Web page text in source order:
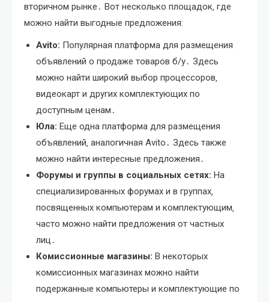
вторичном рынке․ Вот несколько площадок‚ где
можно найти выгодные предложения:
Avito: Популярная платформа для размещения
объявлений о продаже товаров б/у․ Здесь
можно найти широкий выбор процессоров‚
видеокарт и других комплектующих по
доступным ценам․
Юла: Еще одна платформа для размещения
объявлений‚ аналогичная Avito․ Здесь также
можно найти интересные предложения․
Форумы и группы в социальных сетях: На
специализированных форумах и в группах‚
посвященных компьютерам и комплектующим‚
часто можно найти предложения от частных
лиц․
Комиссионные магазины: В некоторых
комиссионных магазинах можно найти
подержанные компьютеры и комплектующие по